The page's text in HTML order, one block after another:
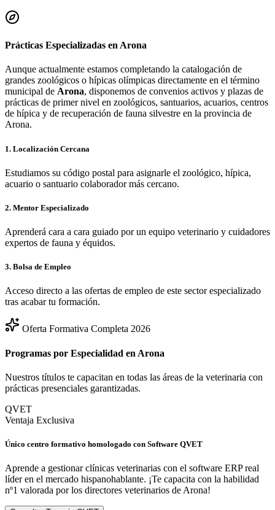
Prácticas Especializadas en Arona
Aunque actualmente estamos completando la catalogación de
grandes zoológicos o hípicas olímpicas directamente en el término
municipal de Arona, disponemos de convenios activos y plazas de
prácticas de primer nivel en zoológicos, santuarios, acuarios, centros
de hípica y de recuperación de fauna silvestre en la provincia de
Arona.
1. Localización Cercana
Estudiamos su código postal para asignarle el zoológico, hípica,
acuario o santuario colaborador más cercano.
2. Mentor Especializado
Aprenderá cara a cara guiado por un equipo veterinario y cuidadores
expertos de fauna y équidos.
3. Bolsa de Empleo
Acceso directo a las ofertas de empleo de este sector especializado
tras acabar tu formación.
Oferta Formativa Completa 2026
Programas por Especialidad en Arona
Nuestros títulos te capacitan en todas las áreas de la veterinaria con
prácticas presenciales garantizadas.
QVET
Ventaja Exclusiva
Único centro formativo homologado con Software QVET
Aprende a gestionar clínicas veterinarias con el software ERP real
líder en el mercado hispanohablante. ¡Te capacita con la habilidad
nº1 valorada por los directores veterinarios de Arona!